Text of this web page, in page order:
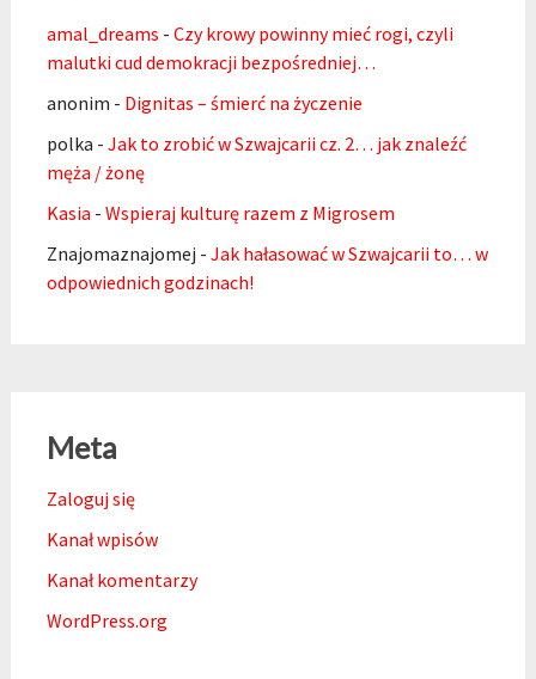
amal_dreams - Czy krowy powinny mieć rogi, czyli
malutki cud demokracji bezpośredniej…
anonim - Dignitas – śmierć na życzenie
polka - Jak to zrobić w Szwajcarii cz. 2… jak znaleźć
męża / żonę
Kasia - Wspieraj kulturę razem z Migrosem
Znajomaznajomej - Jak hałasować w Szwajcarii to… w
odpowiednich godzinach!
Meta
Zaloguj się
Kanał wpisów
Kanał komentarzy
WordPress.org